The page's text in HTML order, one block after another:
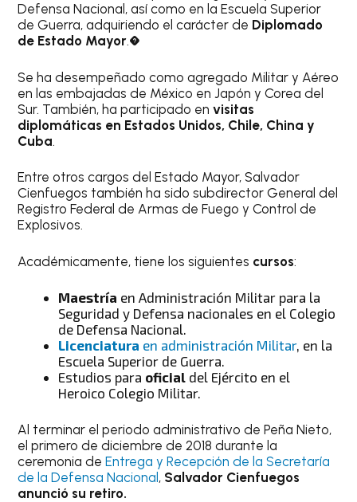
Defensa Nacional, así como en la Escuela Superior
de Guerra, adquiriendo el carácter de Diplomado
de Estado Mayor.�
Se ha desempeñado como agregado Militar y Aéreo
en las embajadas de México en Japón y Corea del
Sur. También, ha participado envisitas
diplomáticas en Estados Unidos, Chile, China y
Cuba.
Entre otros cargos del Estado Mayor, Salvador
Cienfuegos también ha sido subdirector General del
Registro Federal de Armas de Fuego y Control de
Explosivos.
Académicamente, tiene los siguientes cursos:
Maestría en Administración Militar para la
Seguridad y Defensa nacionales en el Colegio
de Defensa Nacional.
Licenciatura en administración Militar, en la
Escuela Superior de Guerra.
Estudios para oficial del Ejército en el
Heroico Colegio Militar.
Al terminar el periodo administrativo de Peña Nieto,
el primero de diciembre de 2018 durante la
ceremonia de Entrega y Recepción de la Secretaría
de la Defensa Nacional, Salvador Cienfuegos
anunció su retiro.